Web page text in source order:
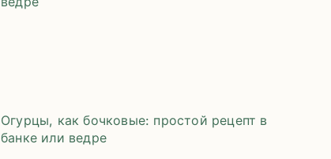
Огурцы, как бочковые: простой рецепт в
банке или ведре